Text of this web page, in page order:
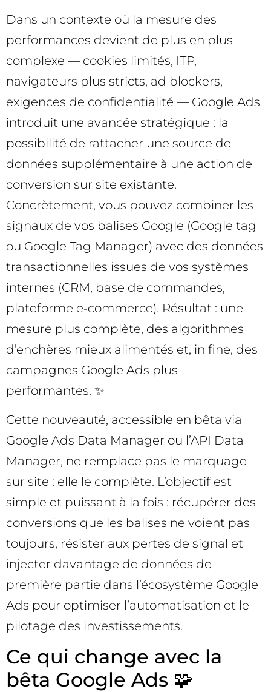
Dans un contexte où la mesure des
performances devient de plus en plus
complexe — cookies limités, ITP,
navigateurs plus stricts, ad blockers,
exigences de confidentialité — Google Ads
introduit une avancée stratégique : la
possibilité de rattacher une source de
données supplémentaire à une action de
conversion sur site existante.
Concrètement, vous pouvez combiner les
signaux de vos balises Google (Google tag
ou Google Tag Manager) avec des données
transactionnelles issues de vos systèmes
internes (CRM, base de commandes,
plateforme e‑commerce). Résultat : une
mesure plus complète, des algorithmes
d’enchères mieux alimentés et, in fine, des
campagnes Google Ads plus
performantes. ✨
Cette nouveauté, accessible en bêta via
Google Ads Data Manager ou l’API Data
Manager, ne remplace pas le marquage
sur site : elle le complète. L’objectif est
simple et puissant à la fois : récupérer des
conversions que les balises ne voient pas
toujours, résister aux pertes de signal et
injecter davantage de données de
première partie dans l’écosystème Google
Ads pour optimiser l’automatisation et le
pilotage des investissements.
Ce qui change avec la
bêta Google Ads 🧩